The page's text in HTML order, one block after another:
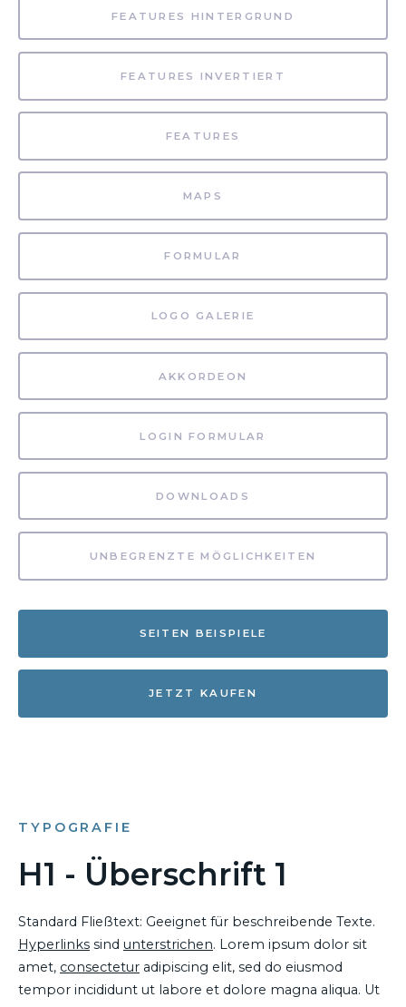
FEATURES HINTERGRUND
FEATURES INVERTIERT
FEATURES
MAPS
FORMULAR
LOGO GALERIE
AKKORDEON
LOGIN FORMULAR
DOWNLOADS
UNBEGRENZTE MÖGLICHKEITEN
SEITEN BEISPIELE
JETZT KAUFEN
TYPOGRAFIE
H1 - Überschrift 1
Standard Fließtext: Geeignet für beschreibende Texte.
Hyperlinks sind unterstrichen. Lorem ipsum dolor sit
amet, consectetur adipiscing elit, sed do eiusmod
tempor incididunt ut labore et dolore magna aliqua. Ut